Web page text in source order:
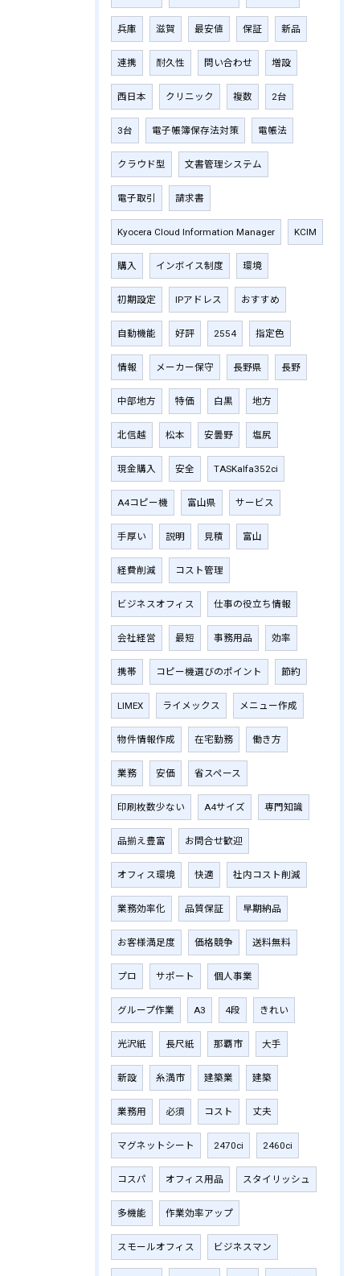
兵庫 滋賀 最安値 保証 新品
連携 耐久性 問い合わせ 増設
西日本 クリニック 複数 2台
3台 電子帳簿保存法対策 電帳法
クラウド型 文書管理システム
電子取引 請求書
Kyocera Cloud Information Manager KCIM
購入 インボイス制度 環境
初期設定 IPアドレス おすすめ
自動機能 好評 2554 指定色
情報 メーカー保守 長野県 長野
中部地方 特価 白黒 地方
北信越 松本 安曇野 塩尻
現金購入 安全 TASKalfa352ci
A4コピー機 富山県 サービス
手厚い 説明 見積 富山
経費削減 コスト管理
ビジネスオフィス 仕事の役立ち情報
会社経営 最短 事務用品 効率
携帯 コピー機選びのポイント 節約
LIMEX ライメックス メニュー作成
物件情報作成 在宅勤務 働き方
業務 安価 省スペース
印刷枚数少ない A4サイズ 専門知識
品揃え豊富 お問合せ歓迎
オフィス環境 快適 社内コスト削減
業務効率化 品質保証 早期納品
お客様満足度 価格競争 送料無料
プロ サポート 個人事業
グループ作業 A3 4段 きれい
光沢紙 長尺紙 那覇市 大手
新設 糸満市 建築業 建築
業務用 必須 コスト 丈夫
マグネットシート 2470ci 2460ci
コスパ オフィス用品 スタイリッシュ
多機能 作業効率アップ
スモールオフィス ビジネスマン